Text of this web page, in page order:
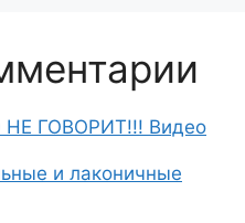
ГОВОРИТ!!! Видео
и лаконичные